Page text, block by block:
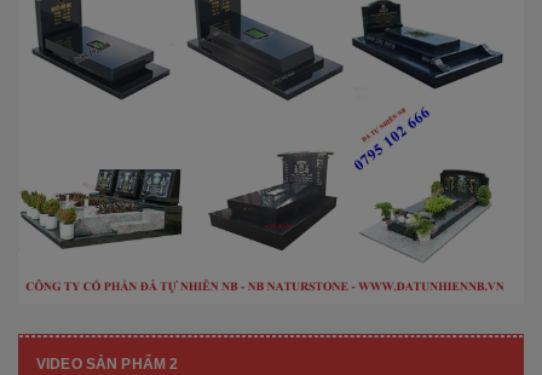
VIDEO SẢN PHẨM 2